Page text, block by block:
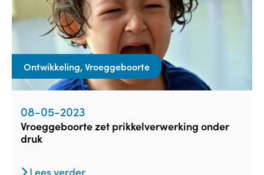
Ontwikkeling, Vroeggeboorte
08-05-2023
vroeggeboorte zet prikkelverwerking onder
druk
Lees verder